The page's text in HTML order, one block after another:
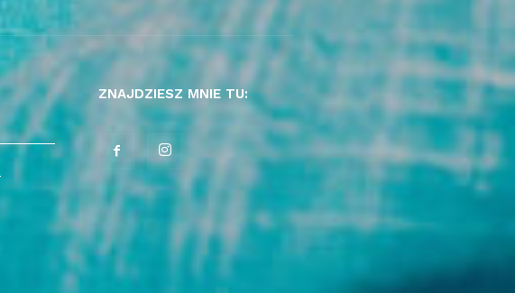
ZNAJDZIESZ MNIE TU: